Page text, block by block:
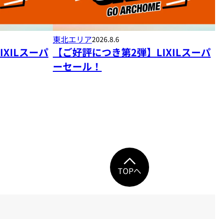
スーパ
東北エリア2026.8.6
【ご好評につき第2弾】LIXILスーパ
ーセール！
TOPへ